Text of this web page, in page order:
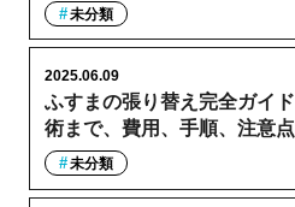
未分類
ふすまの張り替え完全ガイ
術まで、費用、手順、注意点
2025.06.09
未分類